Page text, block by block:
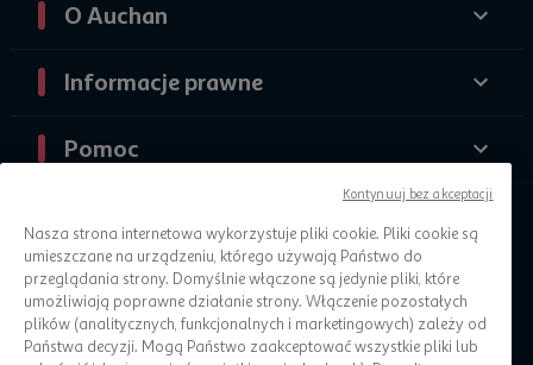
O Auchan
Informacje prawne
Pomoc
Nasza strona internetowa wykorzystuje pliki cookie. Pliki cookie są
umieszczane na urządzeniu, którego używają Państwo do
przeglądania strony. Domyślnie włączone są jedynie pliki, które
umożliwiają poprawne działanie strony. Włączenie pozostałych
plików (analitycznych, funkcjonalnych i marketingowych) zależy od
Państwa decyzji. Mogą Państwo zaakceptować wszystkie pliki lub
Kontynuuj bez akceptacji